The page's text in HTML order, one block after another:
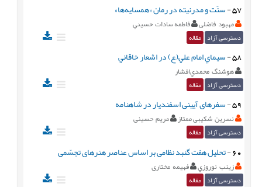
57
-سنّت و مدرنيته در رمان «همسايه‌ها»
مهبود فاضلی فاطمه سادات حسيني
دسترسی آزاد مقاله
58
-سيماي امام علي(ع) در اشعار خاقاني
هوشنگ محمدي‌افشار
دسترسی آزاد مقاله
59
-سفرهای آیینی اسفندیار در شاهنامه
نسرین شکیبی ممتاز مریم حسینی
دسترسی آزاد مقاله
60
-تحليل هفت گنبد نظامی بر اساس عناصر هنرهای تجسّمی
زينب نوروزي فهیمه مختاری
دسترسی آزاد مقاله